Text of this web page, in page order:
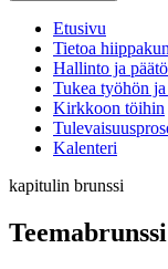
Etusivu
Tietoa
Hallinto ja
Tukea työhön
Kirkkoon töihin
Kalenteri
kapitulin brunssi